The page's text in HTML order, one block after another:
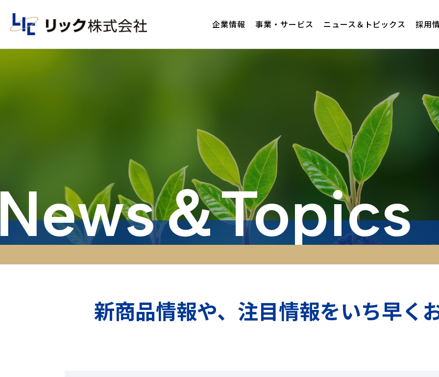
企業情報 事業・サービス ニュース＆トピックス 採用
＆Topics
新商品情報や、注目情報をいち早く